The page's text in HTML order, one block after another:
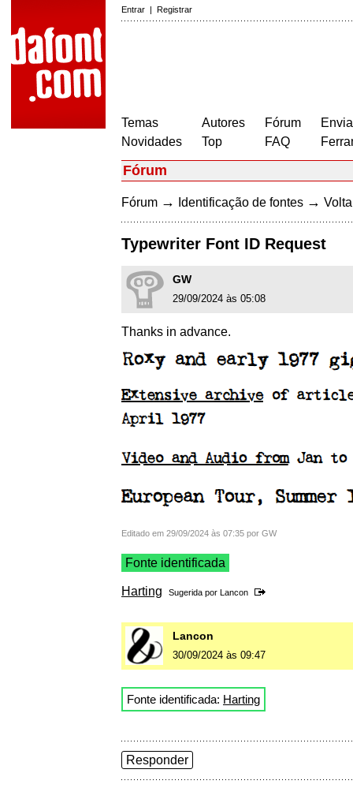
Entrar | Registrar
Temas
Novidades
Autores
Top
Fórum
FAQ
Fórum
Fórum → Identificação de fontes →
Typewriter Font ID Request
GW
29/09/2024 às 05:08
Thanks in advance.
Editado em 29/09/2024 às 07:35 por GW
Fonte identificada
Harting Sugerida por Lancon
Lancon
30/09/2024 às 09:47
Fonte identificada: Harting
Responder